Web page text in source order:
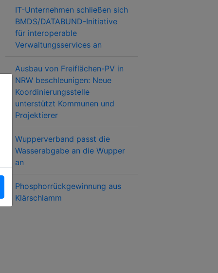
IT-Unternehmen schließen sich
BMDS/DATABUND-Initiative
für interoperable
Verwaltungsservices an
Ausbau von Freiflächen-PV in
NRW beschleunigen: Neue
Koordinierungsstelle
unterstützt Kommunen und
Projektierer
Wupperverband passt die
Wasserabgabe an die Wupper
an
Phosphorrückgewinnung aus
Klärschlamm